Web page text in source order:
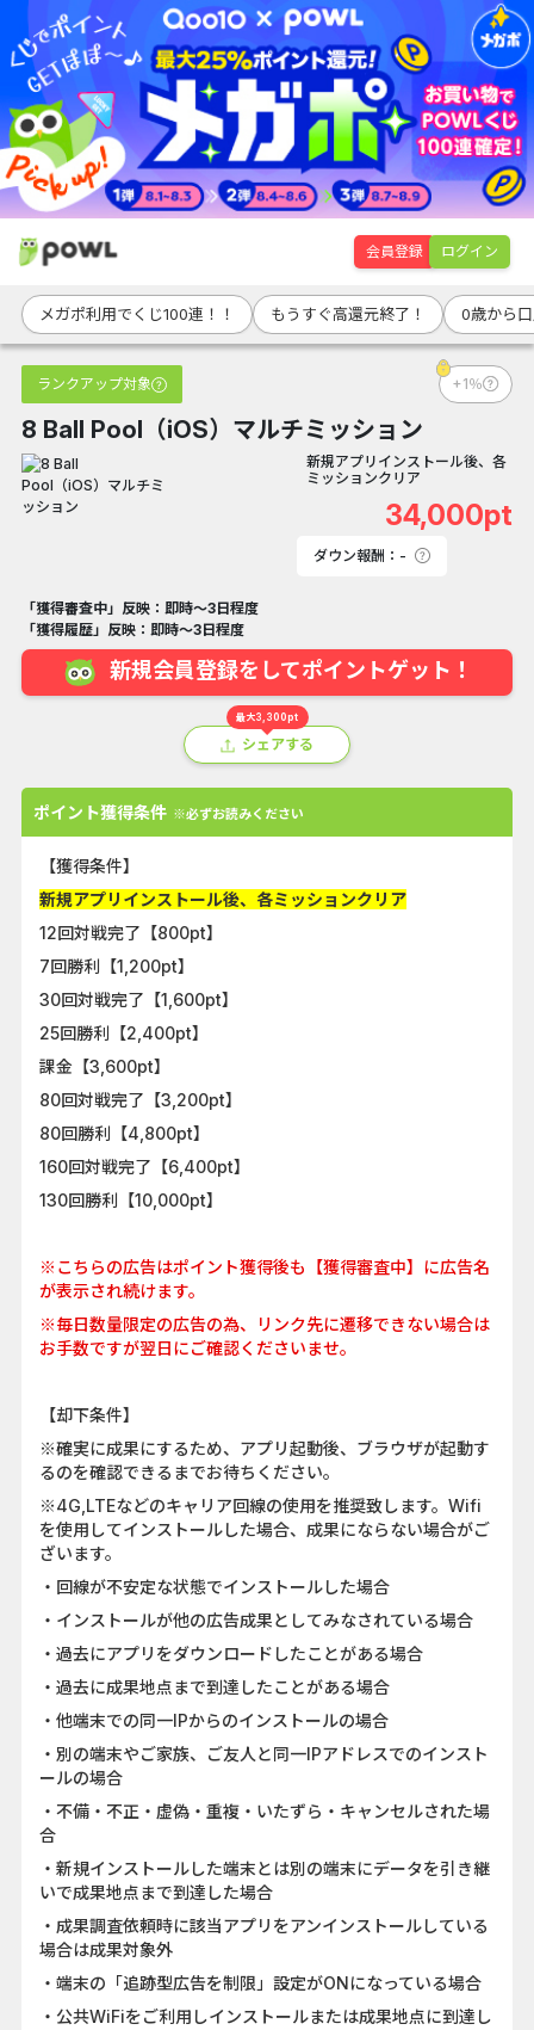
会員登録 ログイン
メガポ利用でくじ100連！！ もうすぐ高還元終了！ 0歳から
ランクアップ対象 +1％
8 Ball Pool（iOS）マルチミッション
新規アプリインストール後、各
ミッションクリア
34,000pt
ダウン報酬：-
「獲得審査中」反映：即時～3日程度
「獲得履歴」反映：即時～3日程度
新規会員登録をしてポイントゲット！
最大3,300pt
シェアする
ポイント獲得条件 ※必ずお読みください
【獲得条件】
新規アプリインストール後、各ミッションクリア
12回対戦完了【800pt】
7回勝利【1,200pt】
30回対戦完了【1,600pt】
25回勝利【2,400pt】
課金【3,600pt】
80回対戦完了【3,200pt】
80回勝利【4,800pt】
160回対戦完了【6,400pt】
130回勝利【10,000pt】
※こちらの広告はポイント獲得後も【獲得審査中】に広告名
が表示され続けます。
※毎日数量限定の広告の為、リンク先に遷移できない場合は
お手数ですが翌日にご確認くださいませ。
【却下条件】
※確実に成果にするため、アプリ起動後、ブラウザが起動す
るのを確認できるまでお待ちください。
※4G,LTEなどのキャリア回線の使用を推奨致します。Wifi
を使用してインストールした場合、成果にならない場合がご
ざいます。
・回線が不安定な状態でインストールした場合
・インストールが他の広告成果としてみなされている場合
・過去にアプリをダウンロードしたことがある場合
・過去に成果地点まで到達したことがある場合
・他端末での同一IPからのインストールの場合
・別の端末やご家族、ご友人と同一IPアドレスでのインスト
ールの場合
・不備・不正・虚偽・重複・いたずら・キャンセルされた場
合
・新規インストールした端末とは別の端末にデータを引き継
いで成果地点まで到達した場合
・成果調査依頼時に該当アプリをアンインストールしている
場合は成果対象外
・端末の「追跡型広告を制限」設定がONになっている場合
・公共WiFiをご利用しインストールまたは成果地点に到達し